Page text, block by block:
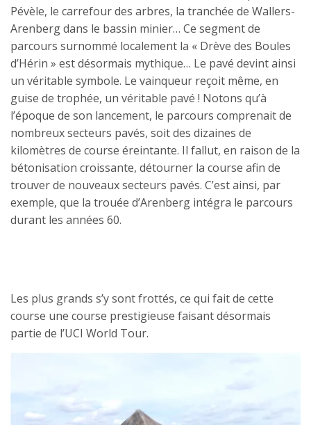
Pévèle, le carrefour des arbres, la tranchée de Wallers-
Arenberg dans le bassin minier… Ce segment de
parcours surnommé localement la « Drève des Boules
d’Hérin » est désormais mythique… Le pavé devint ainsi
un véritable symbole. Le vainqueur reçoit même, en
guise de trophée, un véritable pavé ! Notons qu’à
l’époque de son lancement, le parcours comprenait de
nombreux secteurs pavés, soit des dizaines de
kilomètres de course éreintante. Il fallut, en raison de la
bétonisation croissante, détourner la course afin de
trouver de nouveaux secteurs pavés. C’est ainsi, par
exemple, que la trouée d’Arenberg intégra le parcours
durant les années 60.
Les plus grands s’y sont frottés, ce qui fait de cette
course une course prestigieuse faisant désormais
partie de l’UCI World Tour.